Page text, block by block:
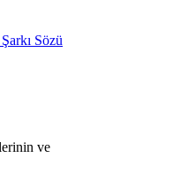
Sözü
ve